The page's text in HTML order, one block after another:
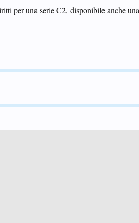
per una serie C2, disponibile anche